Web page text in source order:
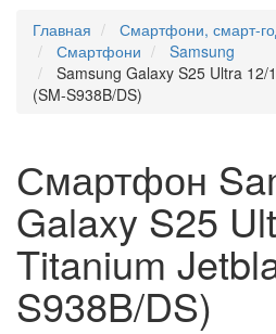
Главная
Смартфони, смарт-
Смартфони
Samsung
Samsung Galaxy S25 Ultra 12/
(SM-S938B/DS)
Смартфон
Galaxy S25
Titanium
S938B/DS)